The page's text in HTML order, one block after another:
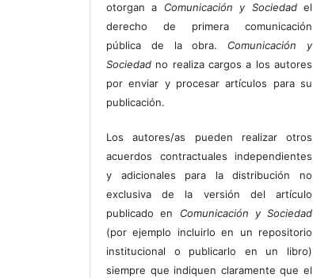
otorgan a Comunicación y Sociedadel
derecho de primera comunicación
pública de la obra. Comunicación y
Sociedad no realiza cargos a los autores
por enviar y procesar artículos para su
publicación.
Los autores/as pueden realizar otros
acuerdos contractuales independientes
y adicionales para la distribución no
exclusiva de la versión del artículo
publicado en Comunicación y Sociedad
(por ejemplo incluirlo en un repositorio
institucional o publicarlo en un libro)
siempre que indiquen claramente que el